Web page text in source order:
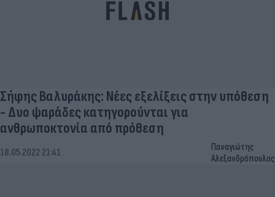
Σήφης Βαλυράκης: Νέες εξελίξεις στην υπόθεση
- Δυο ψαράδες κατηγορούνται για
ανθρωποκτονία από πρόθεση
18.05.2022 21:41
Παναγιώτης
Αλεξανδρόπουλος